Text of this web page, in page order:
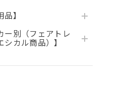
品】
ー別（フェアトレ
シカル商品）】